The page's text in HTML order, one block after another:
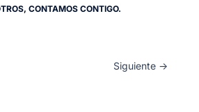
CONTAMOS CONTIGO.
Siguiente →